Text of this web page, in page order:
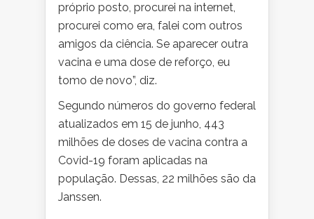
próprio posto, procurei na internet,
procurei como era, falei com outros
amigos da ciência. Se aparecer outra
vacina e uma dose de reforço, eu
tomo de novo”, diz.
Segundo números do governo federal
atualizados em 15 de junho, 443
milhões de doses de vacina contra a
Covid-19 foram aplicadas na
população. Dessas, 22 milhões são da
Janssen.